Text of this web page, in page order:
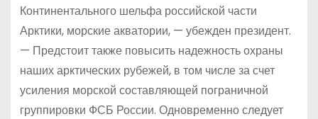
Континентального шельфа российской части
Арктики, морские акватории, — убежден президент.
— Предстоит также повысить надежность охраны
наших арктических рубежей, в том числе за счет
усиления морской составляющей пограничной
группировки ФСБ России. Одновременно следует